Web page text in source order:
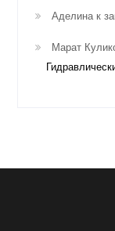
Аделинак
Марат